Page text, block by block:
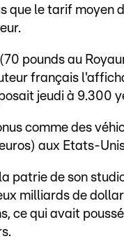
que le tarif moyen
pounds au
français
jeudi à 9.300
comme des
aux Etats-
patrie de son
milliards de
ce qui avait